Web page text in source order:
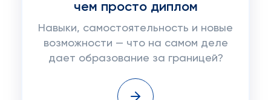
чем просто диплом
Навыки, самостоятельность и новые
возможности — что на самом деле
дает образование за границей?